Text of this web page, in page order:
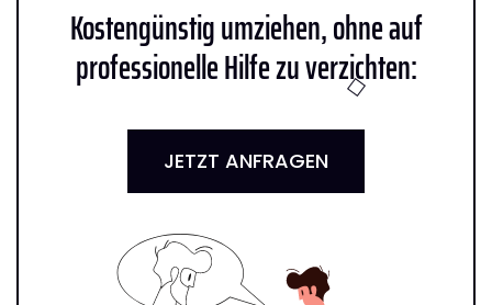
Kostengünstig umziehen, ohne auf
professionelle Hilfe zu verzichten:
JETZT ANFRAGEN